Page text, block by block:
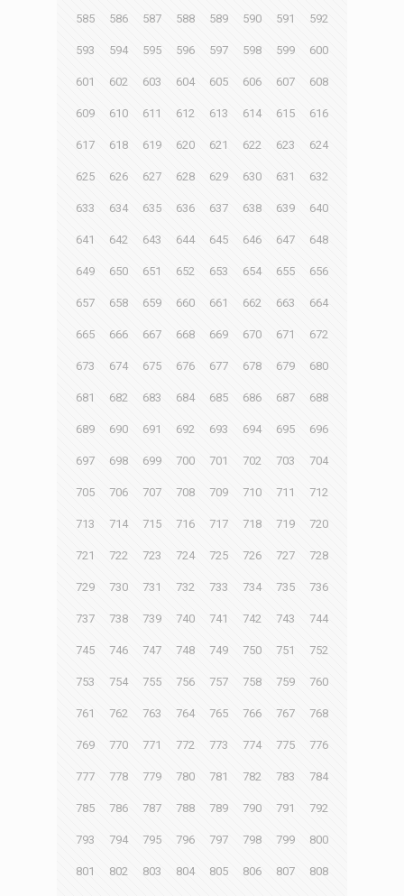
585 586 587 588 589 590 591 592
593 594 595 596 597 598 599 600
601 602 603 604 605 606 607 608
609 610 611 612 613 614 615 616
617 618 619 620 621 622 623 624
625 626 627 628 629 630 631 632
633 634 635 636 637 638 639 640
641 642 643 644 645 646 647 648
649 650 651 652 653 654 655 656
657 658 659 660 661 662 663 664
665 666 667 668 669 670 671 672
673 674 675 676 677 678 679 680
681 682 683 684 685 686 687 688
689 690 691 692 693 694 695 696
697 698 699 700 701 702 703 704
705 706 707 708 709 710 711 712
713 714 715 716 717 718 719 720
721 722 723 724 725 726 727 728
729 730 731 732 733 734 735 736
737 738 739 740 741 742 743 744
745 746 747 748 749 750 751 752
753 754 755 756 757 758 759 760
761 762 763 764 765 766 767 768
769 770 771 772 773 774 775 776
777 778 779 780 781 782 783 784
785 786 787 788 789 790 791 792
793 794 795 796 797 798 799 800
801 802 803 804 805 806 807 808